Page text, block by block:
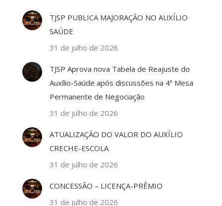
TJSP PUBLICA MAJORAÇÃO NO AUXÍLIO
SAÚDE
31 de julho de 2026
TJSP Aprova nova Tabela de Reajuste do
Auxílio-Saúde após discussões na 4ª Mesa
Permanente de Negociação
31 de julho de 2026
ATUALIZAÇÃO DO VALOR DO AUXÍLIO
CRECHE-ESCOLA
31 de julho de 2026
CONCESSÃO – LICENÇA-PRÊMIO
31 de julho de 2026